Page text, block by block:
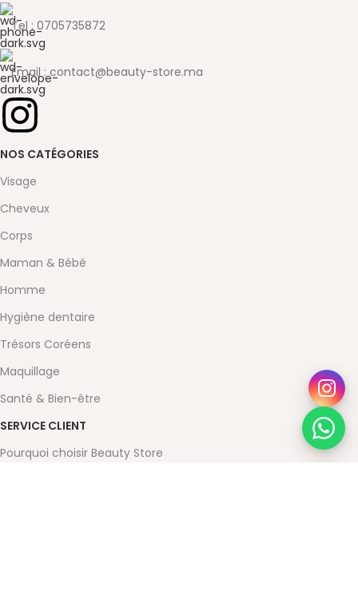
Tel : 0705735872
Email : contact@beauty-store.ma
NOS CATÉGORIES
Visage
Cheveux
Corps
Maman & Bébé
Homme
Hygiène dentaire
Trésors Coréens
Maquillage
Santé & Bien-être
SERVICE CLIENT
Pourquoi choisir Beauty Store